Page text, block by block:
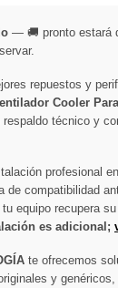
— 🚚 pronto estará
repuestos y
Cooler
respaldo técnico y
profesional
de compatibilidad
equipo recupera
es adicional;
te ofrecemos
y